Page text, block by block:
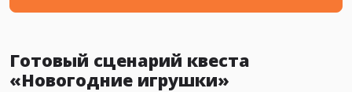
Готовый сценарий квеста
«Новогодние игрушки»